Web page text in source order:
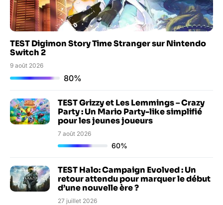
TEST Digimon Story Time Stranger sur Nintendo
Switch 2
9 août 2026
80%
TEST Grizzy et Les Lemmings – Crazy
Party : Un Mario Party-like simplifié
pour les jeunes joueurs
7 août 2026
60%
TEST Halo: Campaign Evolved : Un
retour attendu pour marquer le début
d’une nouvelle ère ?
27 juillet 2026